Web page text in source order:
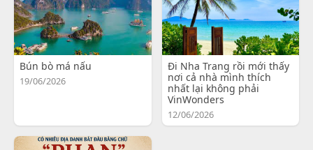
Bún bò má nấu
19/06/2026
Đi Nha Trang rồi mới thấy
nơi cả nhà mình thích
nhất lại không phải
VinWonders
12/06/2026